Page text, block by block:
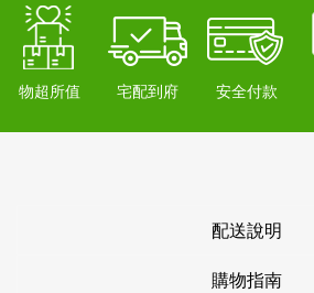
物超所值 宅配到府 安全付款
配送說明
購物指南